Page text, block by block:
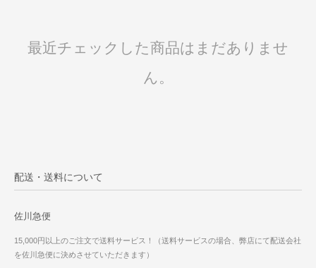
最近チェックした商品はまだありませ
ん。
配送・送料について
佐川急便
15,000円以上のご注文で送料サービス！（送料サービスの場合、弊店にて配送会社
を佐川急便に決めさせていただきます）